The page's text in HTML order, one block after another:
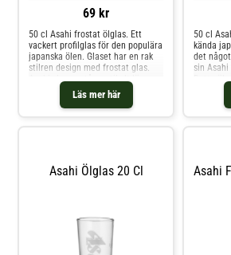
69 kr
Läs mer här
50 cl Asahi frostat ölglas. Ett
vackert profilglas för den populära
japanska ölen. Glaset har en rak
stilren design med frostat glas.
med glaset och en liten logga i
svart finns på andra sidan vid den
nedre kanten.
50 cl
kända
det
sin
med en
mönster
att det
Asahi Ölglas 20 Cl Asahi